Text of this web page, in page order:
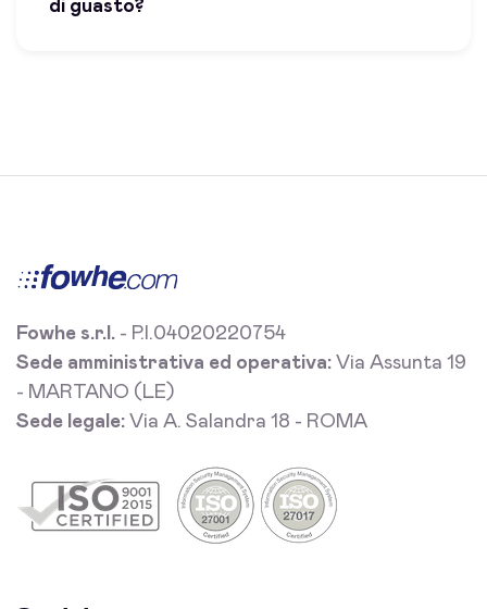
di guasto?
Fowhe s.r.l. - P.I.04020220754
Sede amministrativa ed operativa: Via Assunta 19
- MARTANO (LE)
Sede legale: Via A. Salandra 18 - ROMA